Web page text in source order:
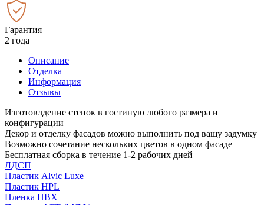
Гарантия
2 года
Описание
Отделка
Информация
Отзывы
Изготовлдение стенок в гостиную любого размера и
конфигурации
Декор и отделку фасадов можно выполнить под вашу задумку
Возможно сочетание нескольких цветов в одном фасаде
Бесплатная сборка в течение 1-2 рабочих дней
ЛДСП
Пластик Alvic Luxe
Пластик HPL
Пленка ПВХ